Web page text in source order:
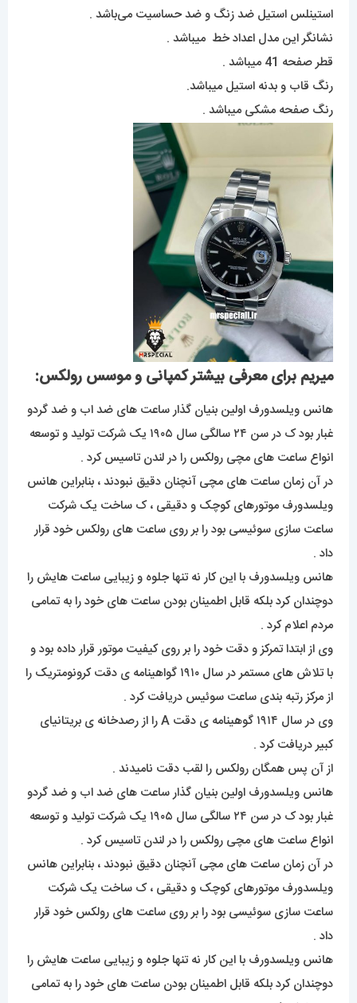
استینلس استیل ضد زنگ و ضد حساسیت می‌باشد .
نشانگر این مدل اعداد خط میباشد .
قطر صفحه 41 میباشد .
رنگ قاب و بدنه استیل میباشد.
رنگ صفحه مشکی میباشد .
میریم برای معرفی بیشتر کمپانی و موسس رولکس:
هانس ویلسدورف اولین بنیان گذار ساعت های ضد اب و ضد گردو
غبار بود ک در سن ۲۴ سالگی سال ۱۹۰۵ یک شرکت تولید و توسعه
انواع ساعت های مچی رولکس را در لندن تاسیس کرد .
در آن زمان ساعت های مچی آنچنان دقیق نبودند ، بنابراین هانس
ویلسدورف موتورهای کوچک و دقیقی ، ک ساخت یک شرکت
ساعت سازی سوئیسی بود را بر روی ساعت های رولکس خود قرار
داد .
هانس ویلسدورف با این کار نه تنها جلوه و زیبایی ساعت هایش را
دوچندان کرد بلکه قابل اطمینان بودن ساعت های خود را به تمامی
مردم اعلام کرد .
وی از ابتدا تمرکز و دقت خود را بر روی کیفیت موتور قرار داده بود و
با تلاش های مستمر در سال ۱۹۱۰ گواهینامه ی دقت کرونومتریک را
از مرکز رتبه بندی ساعت سوئیس دریافت کرد .
وی در سال ۱۹۱۴ گوهینامه ی دقت A را از رصدخانه ی بریتانیای
کبیر دریافت کرد .
از آن پس همگان رولکس را لقب دقت نامیدند .
هانس ویلسدورف اولین بنیان گذار ساعت های ضد اب و ضد گردو
غبار بود ک در سن ۲۴ سالگی سال ۱۹۰۵ یک شرکت تولید و توسعه
انواع ساعت های مچی رولکس را در لندن تاسیس کرد .
در آن زمان ساعت های مچی آنچنان دقیق نبودند ، بنابراین هانس
ویلسدورف موتورهای کوچک و دقیقی ، ک ساخت یک شرکت
ساعت سازی سوئیسی بود را بر روی ساعت های رولکس خود قرار
داد .
هانس ویلسدورف با این کار نه تنها جلوه و زیبایی ساعت هایش را
دوچندان کرد بلکه قابل اطمینان بودن ساعت های خود را به تمامی